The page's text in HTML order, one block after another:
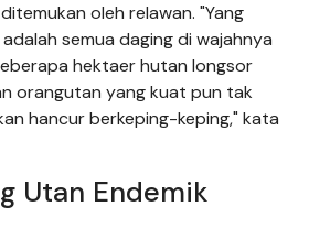
oleh relawan. "Yang
semua daging di wajahnya
hektaer hutan longsor
orangutan yang kuat pun tak
hancur berkeping-keping," kata
Utan Endemik